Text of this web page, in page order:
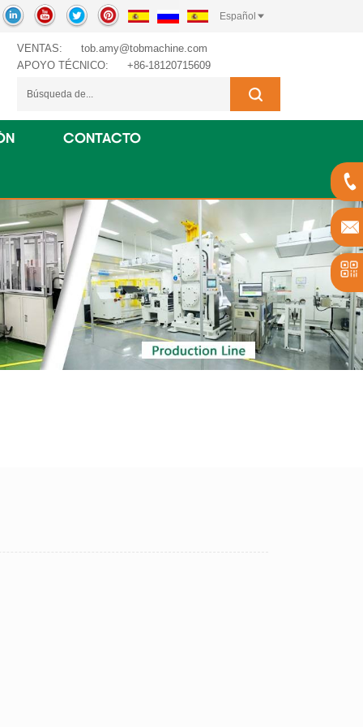
Español
VENTAS:
tob.amy@tobmachine.com
APOYO TÉCNICO:
+86-18120715609
CONTACTO